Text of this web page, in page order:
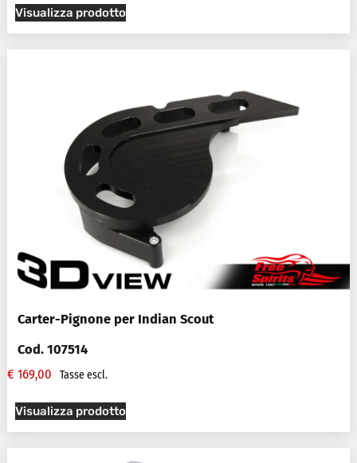
Visualizza prodotto
Carter-Pignone per Indian Scout
Cod. 107514
€ 169,00 Tasse escl.
Visualizza prodotto